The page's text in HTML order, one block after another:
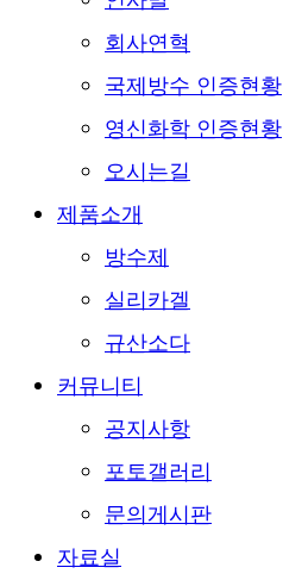
회사연혁
국제방수 인증현황
영신화학 인증현황
오시는길
제품소개
방수제
실리카겔
규산소다
커뮤니티
공지사항
포토갤러리
문의게시판
자료실